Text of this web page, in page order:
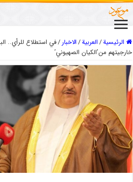
الرئيسية/العربیة/الاخبار/في استطلاع للرأي..
خارجيتهم من’الكيان الصهيوني’